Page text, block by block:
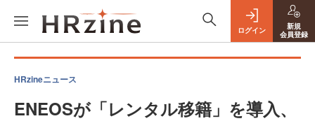
ログイン
新規
会員登録
HRzineニュース
ENEOSが「レンタル移籍」を導入、